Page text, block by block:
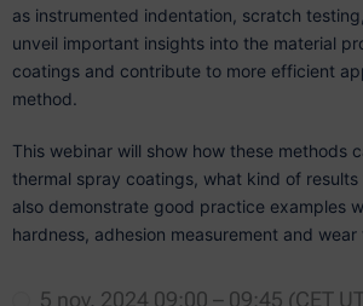
as instrumented indentation, scratch
unveil important insights into the material
coatings and contribute to more efficient
method.
This webinar will show how these methods
thermal spray coatings, what kind of
also demonstrate good practice examples
hardness, adhesion measurement and wear
5 nov. 2024 09:00 – 09:45 (CET